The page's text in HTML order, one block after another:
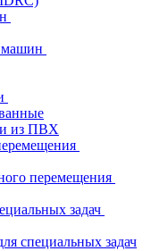
машин
из ПВХ
перемещения
задач
специальных задач